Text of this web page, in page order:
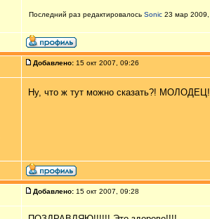
Последний раз редактировалось Sonic 23 мар 2009,
Добавлено: 15 окт 2007, 09:26
Ну, что ж тут можно сказать?!
Добавлено: 15 окт 2007, 09:28